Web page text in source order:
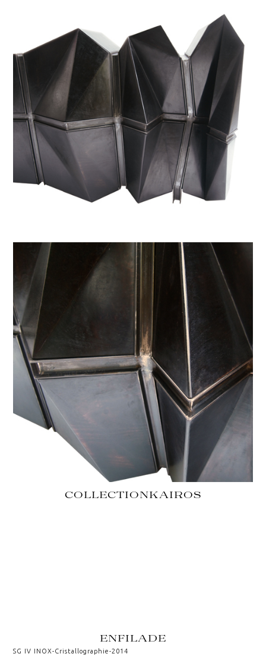
COLLECTIONKAIROS
ENFILADE
SG IV INOX-Cristallographie-2014